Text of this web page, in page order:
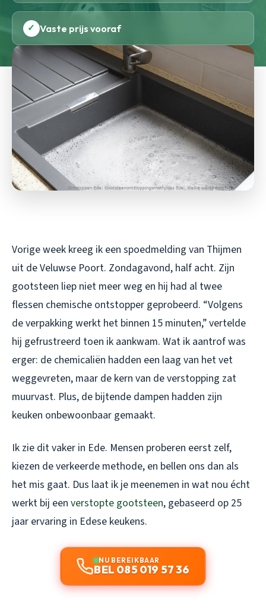
✓ Vaste prijs vooraf
Vorige week kreeg ik een spoedmelding van Thijmen
uit de Veluwse Poort. Zondagavond, half acht. Zijn
gootsteen liep niet meer weg en hij had al twee
flessen chemische ontstopper geprobeerd. “Volgens
de verpakking werkt het binnen 15 minuten,” vertelde
hij gefrustreerd toen ik aankwam. Wat ik aantrof was
erger: de chemicaliën hadden een laag van het vet
weggevreten, maar de kern van de verstopping zat
muurvast. Plus, de bijtende dampen hadden zijn
keuken onbewoonbaar gemaakt.
Ik zie dit vaker in Ede. Mensen proberen eerst zelf,
kiezen de verkeerde methode, en bellen ons dan als
het mis gaat. Dus laat ik je meenemen in wat nou écht
werkt bij een verstopte gootsteen, gebaseerd op 25
jaar ervaring in Edese keukens.
NU BEREIKBAAR
BEL 085 019 57 36